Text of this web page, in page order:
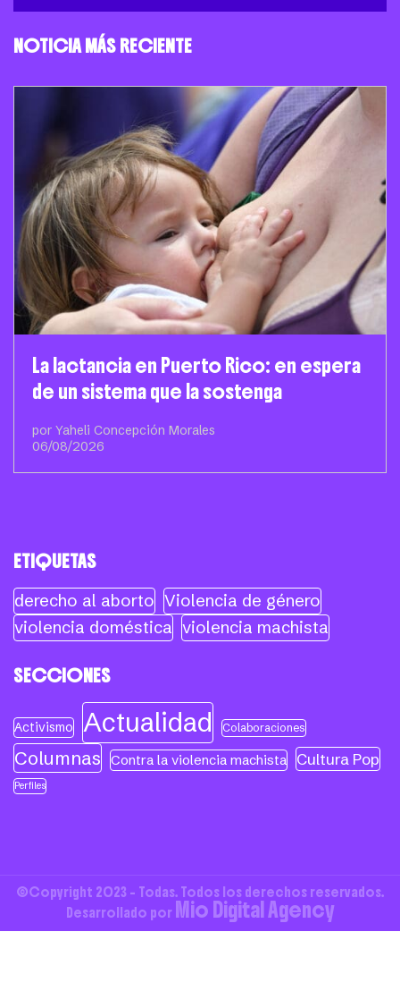
NOTICIA MÁS RECIENTE
La lactancia en Puerto Rico: en espera
de un sistema que la sostenga
por Yaheli Concepción Morales
06/08/2026
ETIQUETAS
derecho al aborto Violencia de género
violencia doméstica violencia machista
SECCIONES
Activismo Actualidad Colaboraciones
Columnas Contra la violencia machista Cultura Pop
Perfiles
©Copyright 2023 - Todas. Todos los derechos reservados.
Desarrollado por Mio Digital Agency